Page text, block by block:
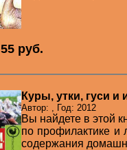
55 pуб.
Куры, утки, гуси
Автор: , Год: 2012
Вы найдете в этой
по профилактике и
содержания